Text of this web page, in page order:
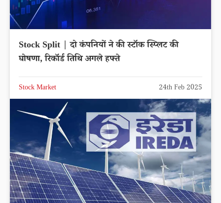
Stock Split | दो कंपनियों ने की स्टॉक स्प्लिट की
घोषणा, रिकॉर्ड तिथि अगले हफ्ते
Stock Market 24th Feb 2025